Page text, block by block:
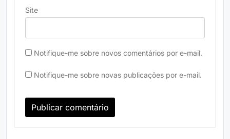
Site
Notifique-me sobre novos comentários por e-mail.
Notifique-me sobre novas publicações por e-mail.